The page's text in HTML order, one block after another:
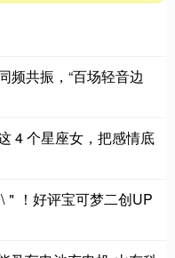
频共振，“百场轻音边
4 个星座女，把感情底
！好评宝可梦二创UP